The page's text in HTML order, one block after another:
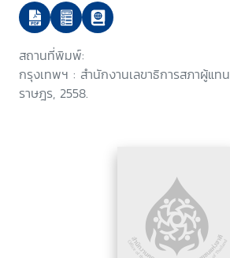
สถานที่พิมพ์:
กรุงเทพฯ : สำนักงานเลขาธิการสภาผู้แทน
ราษฎร, 2558.